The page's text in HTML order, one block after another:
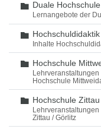
Ordner
Duale
Lernangebote der
Ordner
Inhalte
Ordner
Hochschule
Hochschule
Ordner
Hochschule
Zittau / Görlitz